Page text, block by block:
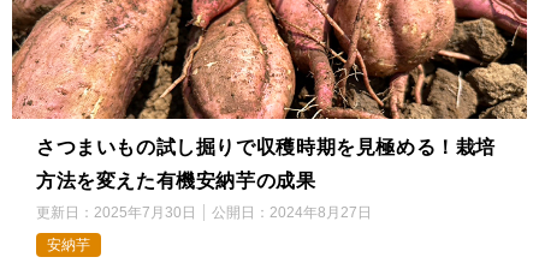
さつまいもの試し掘りで収穫時期を見極める！栽培
方法を変えた有機安納芋の成果
更新日： 2025年7月30日 公開日： 2024年8月27日
安納芋